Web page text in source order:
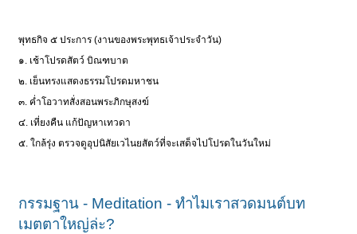
พุทธกิจ ๕ ประการ (งานของพระพุทธเจ้าประจำวัน)
๑. เช้าโปรดสัตว์ บิณฑบาต
๒. เย็นทรงแสดงธรรมโปรดมหาชน
๓. ค่ำโอวาทสั่งสอนพระภิกษุสงฆ์
๔. เที่ยงคืน แก้ปัญหาเทวดา
๕. ใกล้รุ่ง ตรวจดูอุปนิสัยเวไนยสัตว์ที่จะเสด็จไปโปรดในวันใหม่
กรรมฐาน - Meditation - ทำไมเราสวดมนต์บท
เมตตาใหญ่ล่ะ?